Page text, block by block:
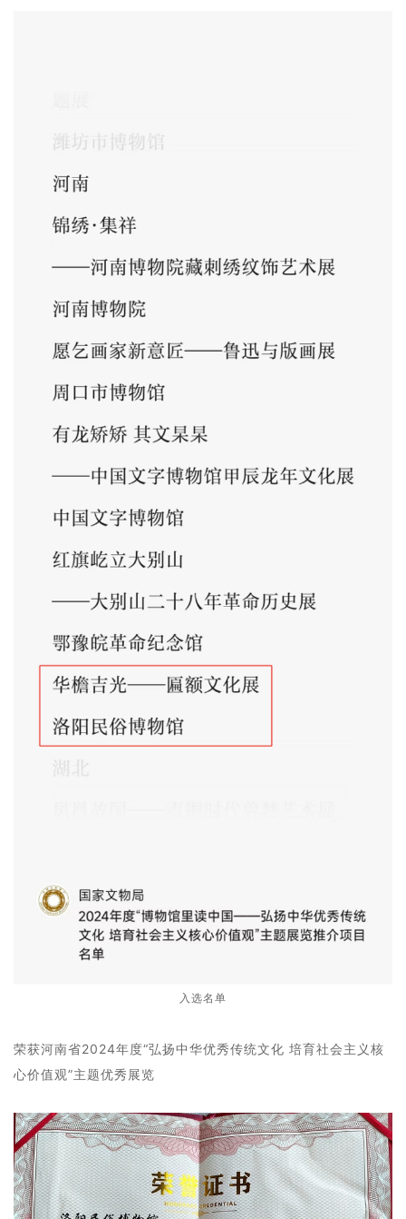
入选名单
荣获河南省2024年度“弘扬中华优秀传统文化 培育社会主义核
心价值观”主题优秀展览